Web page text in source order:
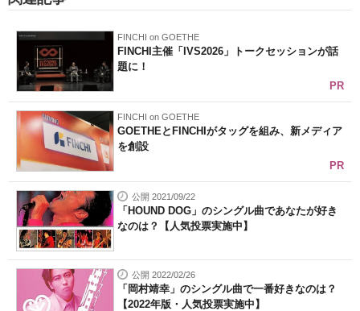
FINCHI on GOETHE
FINCHI主催「IVS2026」トークセッションが話
題に！
PR
FINCHI on GOETHE
GOETHEとFINCHIがタッグを組み、新メディア
を創設
PR
公開 2021/09/22
「HOUND DOG」のシングル曲であなたが好き
なのは？【人気投票実施中】
公開 2022/02/26
「岡村靖幸」のシングル曲で一番好きなのは？
【2022年版・人気投票実施中】